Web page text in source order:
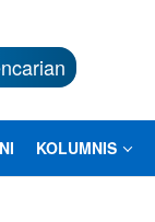
KOLUMNIS